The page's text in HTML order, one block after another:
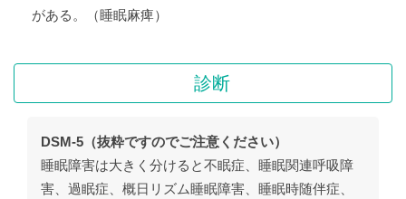
がある。（睡眠麻痺）
診断
DSM-5（抜粋ですのでご注意ください）
睡眠障害は大きく分けると不眠症、睡眠関連呼吸障
害、過眠症、概日リズム睡眠障害、睡眠時随伴症、